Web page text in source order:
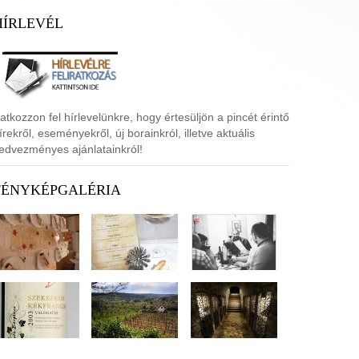
fel hírlevelünkre, hogy értesüljön a pincét érintő
eseményekről, új borainkról, illetve aktuális
ajánlatainkról!